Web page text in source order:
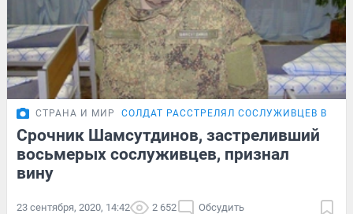
СТРАНА И МИР СОЛДАТ РАССТРЕЛЯЛ СОСЛУЖИВЦЕВ В
Срочник Шамсутдинов, застреливший
восьмерых сослуживцев, признал
вину
23 сентября, 2020, 14:42 2 652 Обсудить